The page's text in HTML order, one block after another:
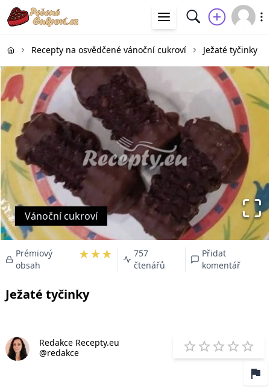
Recepty na osvědčené vánoční cukroví Ježaté tyčinky
Vánoční cukroví
Prémiový
obsah
★★★
757
čtenářů
Přidat
komentář
Ježaté tyčinky
Redakce Recepty.eu
@redakce
1 Star
2 Stars
3 Stars
4 5